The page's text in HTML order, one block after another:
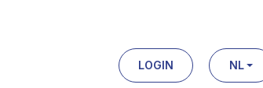
LOGIN NL